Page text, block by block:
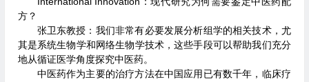
方？
张卫东教授：我们非常有必要发展分析组学的相关技术，尤
其是系统生物学和网络生物学技术，这些手段可以帮助我们充分
地从循证医学角度探究中医药。
中医药作为主要的治疗方法在中国应用已有数千年，临床疗